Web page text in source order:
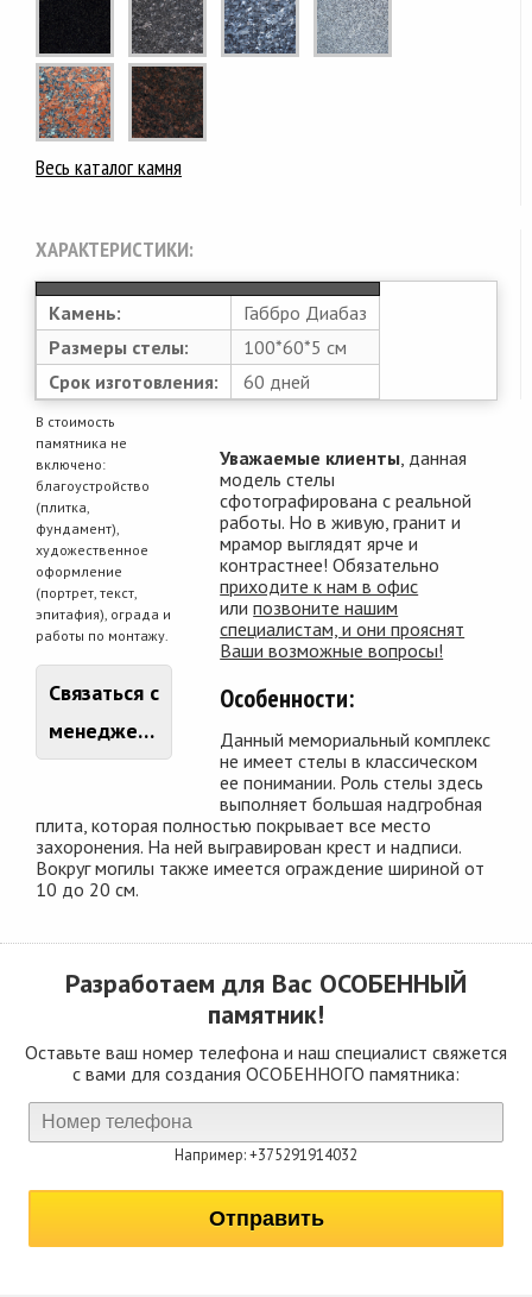
Весь каталог камня
ХАРАКТЕРИСТИКИ:
Камень:
Габбро Диабаз
Размеры стелы:
100*60*5 см
Срок изготовления:
60 дней
В стоимость
памятника не
включено:
благоустройство
(плитка,
фундамент),
художественное
оформление
(портрет, текст,
эпитафия), ограда и
работы по монтажу.
Связаться с
менеджером
Уважаемые клиенты , данная
модель стелы
сфотографирована с реальной
работы. Но в живую, гранит и
мрамор выглядят ярче и
контрастнее! Обязательно
приходите к нам в офис
илипозвоните нашим
специалистам, и они прояснят
Ваши возможные вопросы!
Особенности:
Данный мемориальный комплекс
не имеет стелы в классическом
ее понимании. Роль стелы здесь
выполняет большая надгробная
плита, которая полностью покрывает все место
захоронения. На ней выгравирован крест и надписи.
Вокруг могилы также имеется ограждение шириной от
10 до 20 см.
Разработаем для Вас ОСОБЕННЫЙ
памятник!
Оставьте ваш номер телефона и наш специалист свяжется
с вами для создания ОСОБЕННОГО памятника:
Например: +375291914032